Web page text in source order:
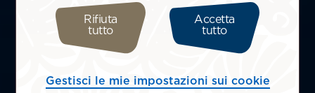
Rifiuta
tutto
Accetta
tutto
Gestisci le mie impostazioni sui cookie